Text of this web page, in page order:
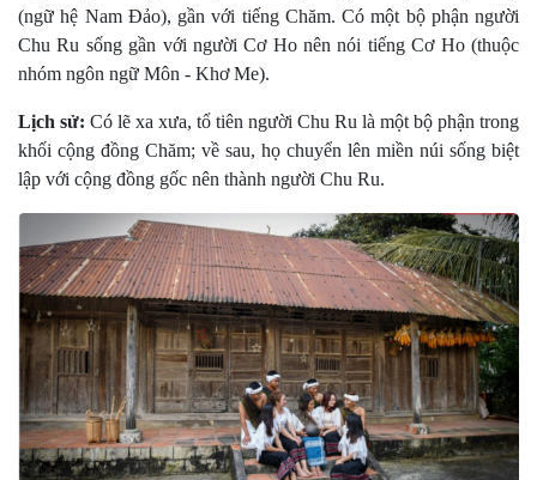
(ngữ hệ Nam Ðảo), gần với tiếng Chăm. Có một bộ phận người
Chu Ru sống gần với người Cơ Ho nên nói tiếng Cơ Ho (thuộc
nhóm ngôn ngữ Môn - Khơ Me).
Lịch sử: Có lẽ xa xưa, tổ tiên người Chu Ru là một bộ phận trong
khối cộng đồng Chăm; về sau, họ chuyển lên miền núi sống biệt
lập với cộng đồng gốc nên thành người Chu Ru.